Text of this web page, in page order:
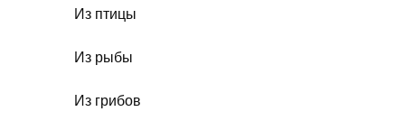
Из птицы
Из рыбы
Из грибов